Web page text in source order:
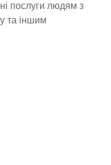
послуги людям з
та іншим